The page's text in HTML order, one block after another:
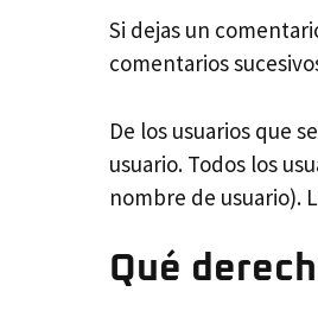
Si dejas un
comentarios
De los usuarios que
usuario. Todos los
nombre de usuario).
Qué